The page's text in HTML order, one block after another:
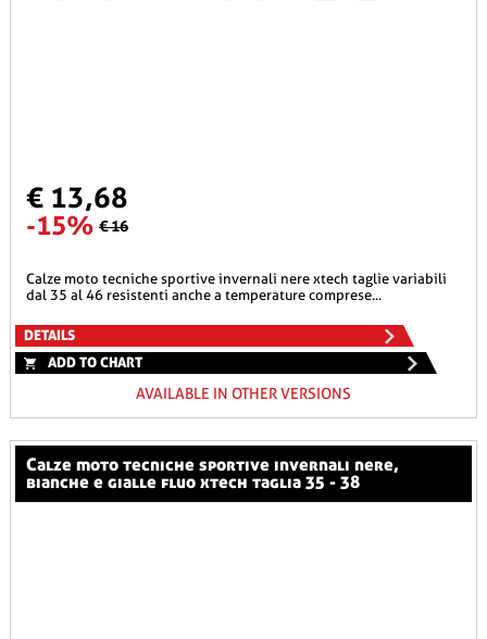
€ 13,68
-15% € 16
calze moto tecniche sportive invernali nere xtech taglie variabili
dal 35 al 46 resistenti anche a temperature comprese...
DETAILS
ADD TO CHART
AVAILABLE IN OTHER VERSIONS
calze moto tecniche sportive invernali nere,
bianche e gialle fluo xtech taglia 35 - 38